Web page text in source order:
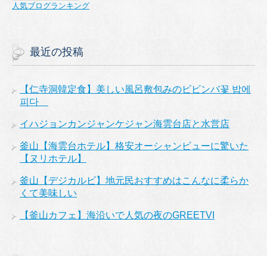
人気ブログランキング
最近の投稿
【仁寺洞韓定食】美しい風呂敷包みのビビンバ꽃 밥에
피다
イハジョンカンジャンケジャン海雲台店と水営店
釜山【海雲台ホテル】格安オーシャンビューに驚いた
【ヌリホテル】
釜山【デジカルビ】地元民おすすめはこんなに柔らか
くて美味しい
【釜山カフェ】海沿いで人気の夜のGREETVI